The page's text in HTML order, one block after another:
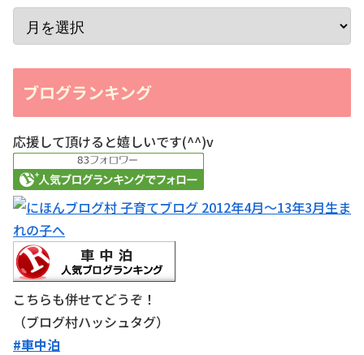
ブログランキング
応援して頂けると嬉しいです(^^)v
こちらも併せてどうぞ！
（ブログ村ハッシュタグ）
#車中泊